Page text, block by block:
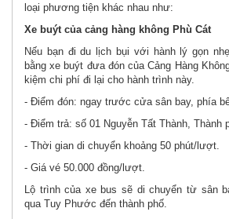
loại phương tiện khác nhau như:
Xe buýt của cảng hàng không Phù Cát
Nếu bạn đi du lịch bụi với hành lý gọn
bằng xe buýt đưa đón của Cảng Hàng
kiệm chi phí đi lại cho hành trình này.
- Điểm đón: ngay trước cửa sân bay, phía
- Điểm trả: số 01 Nguyễn Tất Thành, Thành
- Thời gian di chuyển khoảng 50 phút/lượt.
- Giá vé 50.000 đồng/lượt.
Lộ trình của xe bus sẽ di chuyển từ sân
qua Tuy Phước đến thành phố.